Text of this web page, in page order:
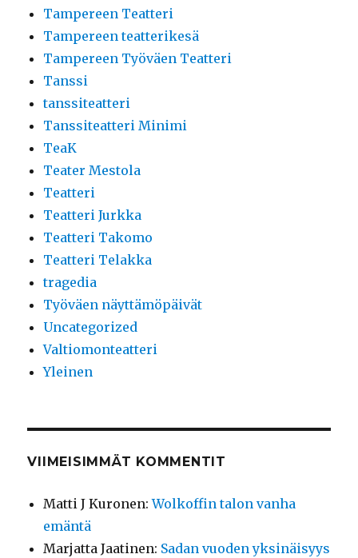
Tampereen Teatteri
Tampereen teatterikesä
Tampereen Työväen Teatteri
Tanssi
tanssiteatteri
Tanssiteatteri Minimi
TeaK
Teater Mestola
Teatteri
Teatteri Jurkka
Teatteri Takomo
Teatteri Telakka
tragedia
Työväen näyttämöpäivät
Uncategorized
Valtiomonteatteri
Yleinen
VIIMEISIMMÄT KOMMENTIT
Matti J Kuronen:Wolkoffin talon vanha
emäntä
Marjatta Jaatinen: Sadan vuoden yksinäisyys